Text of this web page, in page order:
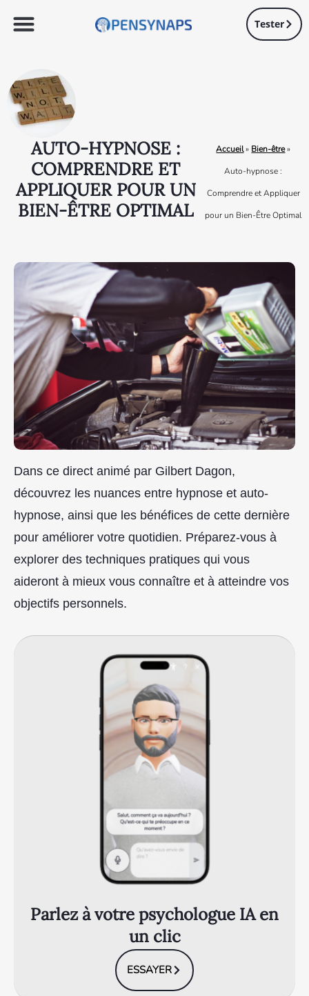
Tester
AUTO-HYPNOSE :
COMPRENDRE ET
APPLIQUER POUR UN
BIEN-ÊTRE OPTIMAL
Accueil» Bien-être»
Auto-hypnose :
Comprendre et Appliquer
pour un Bien-Être Optimal
Dans ce direct animé par Gilbert Dagon,
découvrez les nuances entre hypnose et auto-
hypnose, ainsi que les bénéfices de cette dernière
pour améliorer votre quotidien. Préparez-vous à
explorer des techniques pratiques qui vous
aideront à mieux vous connaître et à atteindre vos
objectifs personnels.
Parlez à votre psychologue IA en
un clic
ESSAYER